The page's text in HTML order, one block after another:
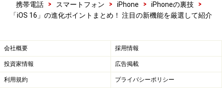
また「画像を調べる」機能は、画像内に含まれている対
象物を長押しすることで、背景から抜き出し、メッセー
利用シーンがいまはまだ思いつきませんが、こちらもな
かなかおもしろそうな機能です。
携帯電話
> スマートフォン > iPhone > iPhoneの裏技
>
「iOS 16」の進化ポイントまとめ！ 注目の新機能を厳選して紹介
会社概要 採用情報
投資家情報 広告掲載
利用規約 プライバシーポリシー